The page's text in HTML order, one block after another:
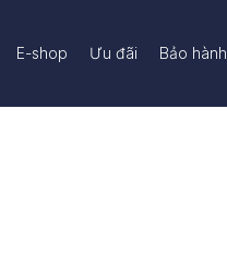
E-shop Ưu đãi Bảo hành